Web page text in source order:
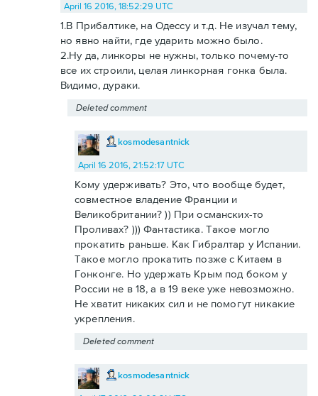
April 16 2016, 18:52:29 UTC
1.В Прибалтике, на Одессу и т.д. Не изучал тему,
но явно найти, где ударить можно было.
2.Ну да, линкоры не нужны, только почему-то
все их строили, целая линкорная гонка была.
Видимо, дураки.
Deleted comment
kosmodesantnick
April 16 2016, 21:52:17 UTC
Кому удерживать? Это, что вообще будет,
совместное владение Франции и
Великобритании? )) При османских-то
Проливах? ))) Фантастика. Такое могло
прокатить раньше. Как Гибралтар у Испании.
Такое могло прокатить позже с Китаем в
Гонконге. Но удержать Крым под боком у
России не в 18, а в 19 веке уже невозможно.
Не хватит никаких сил и не помогут никакие
укрепления.
Deleted comment
kosmodesantnick